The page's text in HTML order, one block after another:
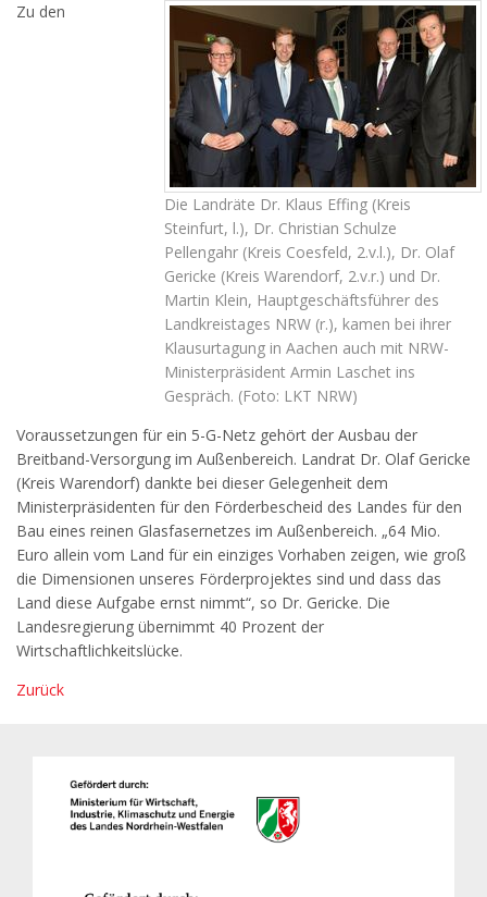
Die Landräte Dr. Klaus Effing (Kreis
Steinfurt, l.), Dr. Christian Schulze
Pellengahr (Kreis Coesfeld, 2.v.l.), Dr. Olaf
Gericke (Kreis Warendorf, 2.v.r.) und Dr.
Martin Klein, Hauptgeschäftsführer des
Landkreistages NRW (r.), kamen bei ihrer
Klausurtagung in Aachen auch mit NRW-
Ministerpräsident Armin Laschet ins
Gespräch. (Foto: LKT NRW)
Zu den
Voraussetzungen für ein 5-G-Netz gehört der Ausbau der
Breitband-Versorgung im Außenbereich. Landrat Dr. Olaf Gericke
(Kreis Warendorf) dankte bei dieser Gelegenheit dem
Ministerpräsidenten für den Förderbescheid des Landes für den
Bau eines reinen Glasfasernetzes im Außenbereich. „64 Mio.
Euro allein vom Land für ein einziges Vorhaben zeigen, wie groß
die Dimensionen unseres Förderprojektes sind und dass das
Land diese Aufgabe ernst nimmt“, so Dr. Gericke. Die
Landesregierung übernimmt 40 Prozent der
Wirtschaftlichkeitslücke.
Zurück